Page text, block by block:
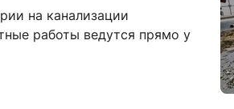
на канализации
работы ведутся прямо у